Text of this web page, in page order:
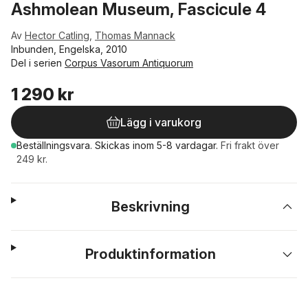
Ashmolean Museum, Fascicule 4
Av Hector Catling Thomas Mannack
Inbunden, Engelska, 2010
Del i serien Corpus Vasorum Antiquorum
1 290 kr
Lägg i varukorg
Beställningsvara. Skickas inom 5-8 vardagar. Fri frakt över
249 kr.
Beskrivning
Produktinformation